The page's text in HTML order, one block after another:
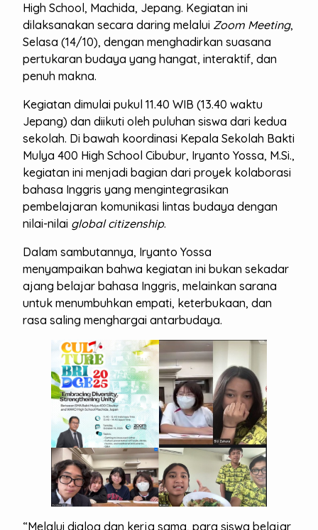
High School, Machida, Jepang. Kegiatan ini
dilaksanakan secara daring melalui Zoom Meeting,
Selasa (14/10), dengan menghadirkan suasana
pertukaran budaya yang hangat, interaktif, dan
penuh makna.
Kegiatan dimulai pukul 11.40 WIB (13.40 waktu
Jepang) dan diikuti oleh puluhan siswa dari kedua
sekolah. Di bawah koordinasi Kepala Sekolah Bakti
Mulya 400 High School Cibubur, Iryanto Yossa, M.Si.,
kegiatan ini menjadi bagian dari proyek kolaborasi
bahasa Inggris yang mengintegrasikan
pembelajaran komunikasi lintas budaya dengan
nilai-nilai global citizenship.
Dalam sambutannya, Iryanto Yossa
menyampaikan bahwa kegiatan ini bukan sekadar
ajang belajar bahasa Inggris, melainkan sarana
untuk menumbuhkan empati, keterbukaan, dan
rasa saling menghargai antarbudaya.
“Melalui dialog dan kerja sama, para siswa belajar